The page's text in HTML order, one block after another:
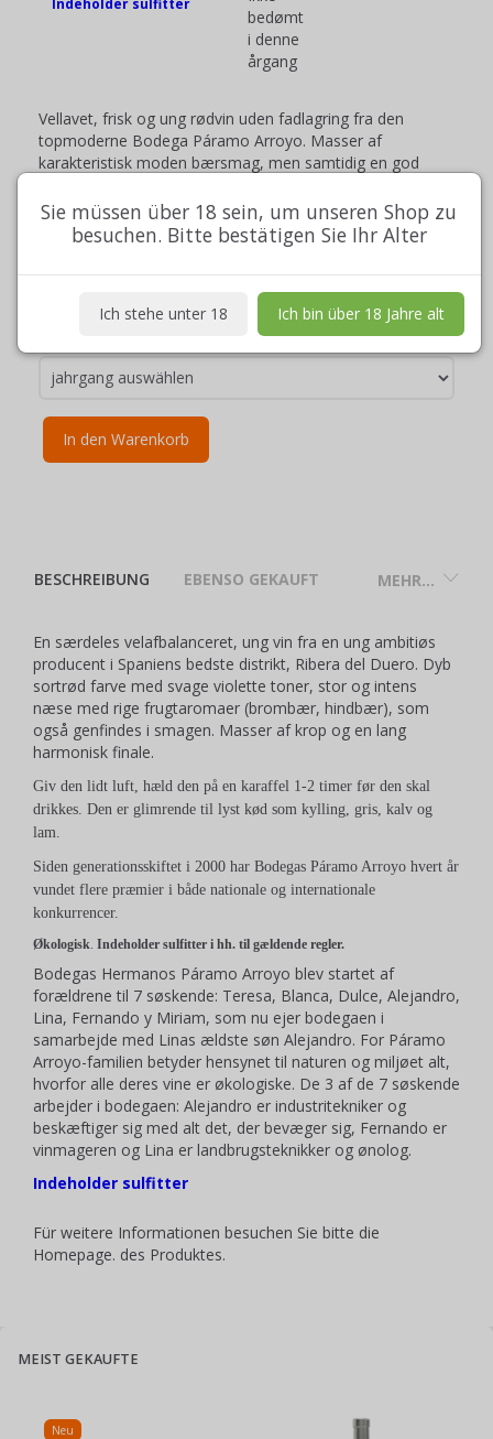
bedømt
i denne
årgang
Vellavet, frisk og ung rødvin uden fadlagring fra den
topmoderne Bodega Páramo Arroyo. Masser af
karakteristisk moden bærsmag, men samtidig en god
Ausführliche Beschreibung anzeigen
In den Warenkorb
MEHR...
BESCHREIBUNG EBENSO GEKAUFT
En særdeles velafbalanceret, ung vin fra en ung ambitiøs
producent i Spaniens bedste distrikt, Ribera del Duero. Dyb
sortrød farve med svage violette toner, stor og intens
næse med rige frugtaromaer (brombær, hindbær), som
også genfindes i smagen. Masser af krop og en lang
harmonisk finale.
Giv den lidt luft, hæld den på en karaffel 1-2 timer før den skal
drikkes. Den er glimrende til lyst kød som kylling, gris, kalv og
lam.
Siden generationsskiftet i 2000 har Bodegas Páramo Arroyo hvert år
vundet flere præmier i både nationale og internationale
konkurrencer.
Økologisk. Indeholder sulfitter i hh. til gældende regler.
Bodegas Hermanos Páramo Arroyo blev startet af
forældrene til 7 søskende: Teresa, Blanca, Dulce, Alejandro,
Lina, Fernando y Miriam, som nu ejer bodegaen i
samarbejde med Linas ældste søn Alejandro. For Páramo
Arroyo-familien betyder hensynet til naturen og miljøet alt,
hvorfor alle deres vine er økologiske. De 3 af de 7 søskende
arbejder i bodegaen: Alejandro er industritekniker og
beskæftiger sig med alt det, der bevæger sig, Fernando er
vinmageren og Lina er landbrugsteknikker og ønolog.
Indeholder sulfitter
Für weitere Informationen besuchen Sie bitte die
Homepage. des Produktes.
MEIST GEKAUFTE
Neu
Sie müssen über 18 sein, um unseren Shop zu
besuchen. Bitte bestätigen Sie Ihr Alter
Ich stehe unter 18 Ich bin über 18 Jahre alt